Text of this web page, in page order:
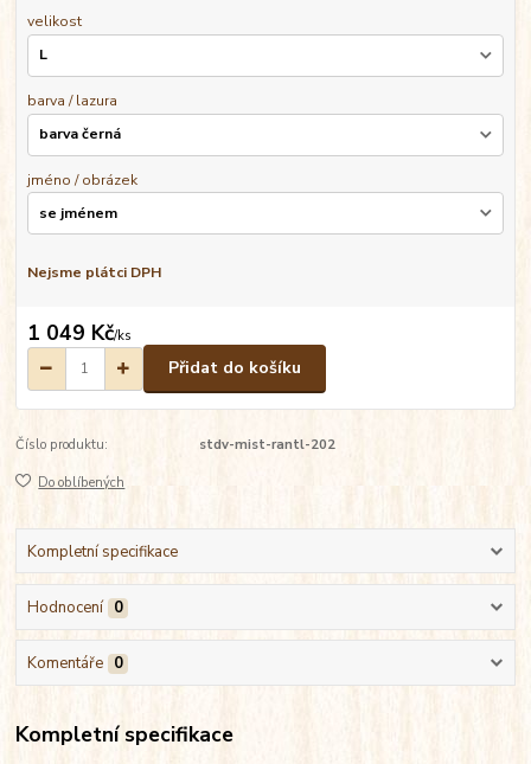
velikost
barva / lazura
jméno / obrázek
Nejsme plátci DPH
1 049 Kč/ks
Přidat do košíku
Číslo produktu: stdv-mist-rantl-202
Do oblíbených
Kompletní specifikace
Hodnocení 0
Komentáře 0
Kompletní specifikace